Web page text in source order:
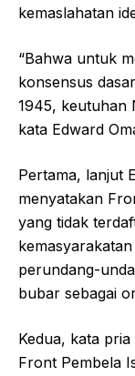
kemaslahatan
“Bahwa untuk
konsensus
1945, keutuhan
kata Edward
Pertama, lanjut
menyatakan
yang tidak
perundang-
bubar sebagai
Kedua, kata
Front Pembela